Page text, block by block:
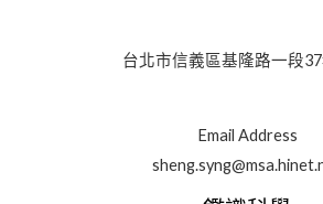
台北市信義區基隆路一段
Email Address